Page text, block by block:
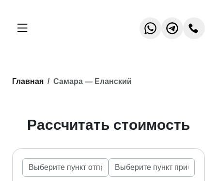
Главная Самара — Еланский
Рассчитать стоимость